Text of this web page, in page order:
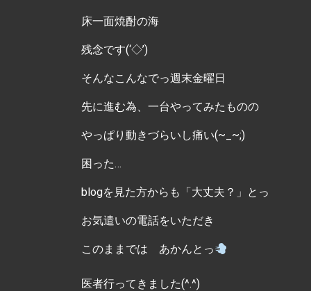
床一面焼酎の海
残念です(‘◇’)ゞ
そんなこんなでっ週末金曜日
先に進む為、一台やってみたものの
やっぱり動きづらいし痛い(~_~;)
困った…
blogを見た方からも「大丈夫？」とっ
お気遣いの電話をいただき
このままでは あかんとっ
医者行ってきました(^.^)